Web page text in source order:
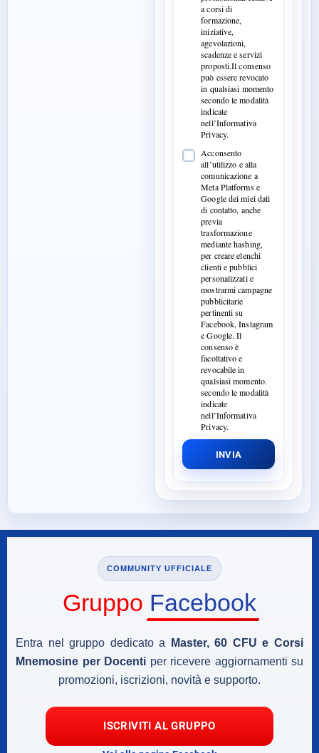
a corsi di
formazione,
iniziative,
agevolazioni,
scadenze e servizi
proposti.Il consenso
può essere revocato
in qualsiasi momento
secondo le modalità
indicate
nell’Informativa
Privacy.
Acconsento
all’utilizzo e alla
comunicazione a
Meta Platforms e
Google dei miei dati
di contatto, anche
previa
trasformazione
mediante hashing,
per creare elenchi
clienti e pubblici
personalizzati e
mostrarmi campagne
pubblicitarie
pertinenti su
Facebook, Instagram
e Google. Il
consenso è
facoltativo e
revocabile in
qualsiasi momento.
secondo le modalità
indicate
nell’Informativa
Privacy.
INVIA
COMMUNITY UFFICIALE
Gruppo Facebook
Entra nel gruppo dedicato a
Master, 60 CFU e Corsi
Mnemosine per Docenti per ricevere aggiornamenti su
promozioni, iscrizioni, novità e supporto.
ISCRIVITI AL GRUPPO